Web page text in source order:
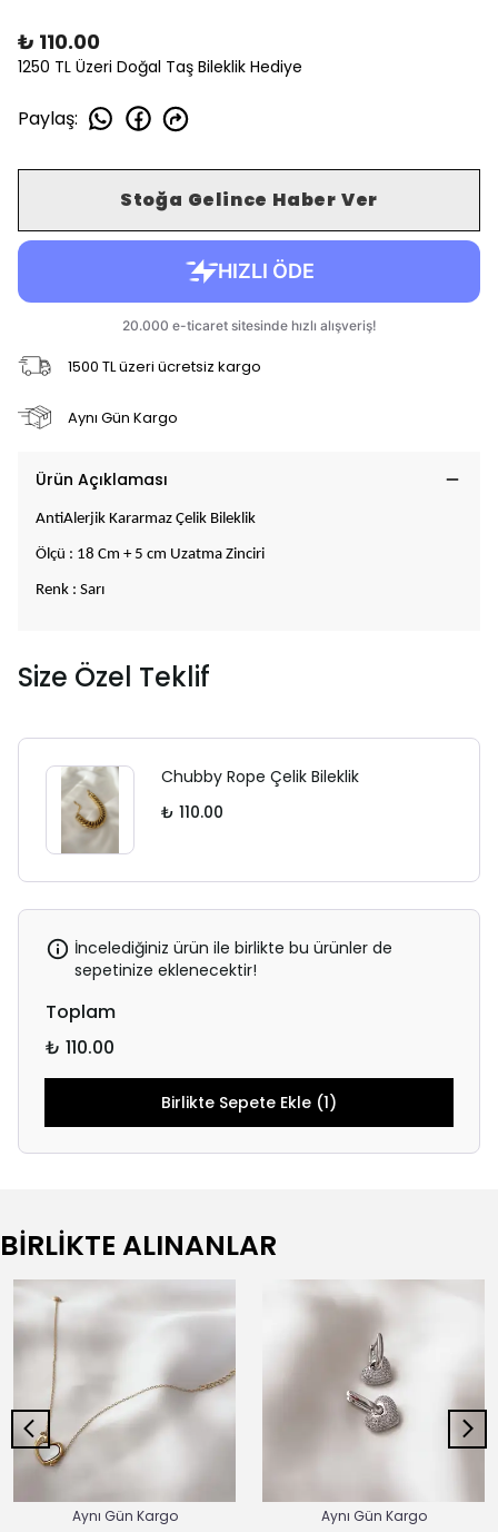
₺ 110.00
1250 TL Üzeri Doğal Taş Bileklik Hediye
Paylaş:
Stoğa Gelince Haber Ver
1500 TL üzeri ücretsiz kargo
Aynı Gün Kargo
Ürün Açıklaması
AntiAlerjik Kararmaz Çelik Bileklik
Ölçü : 18 Cm + 5 cm Uzatma Zinciri
Renk : Sarı
Size Özel Teklif
Chubby Rope Çelik Bileklik
₺ 110.00
İncelediğiniz ürün ile birlikte bu ürünler de
sepetinize eklenecektir!
Toplam
₺ 110.00
Birlikte Sepete Ekle (1)
BİRLİKTE ALINANLAR
Aynı Gün Kargo Aynı Gün Kargo